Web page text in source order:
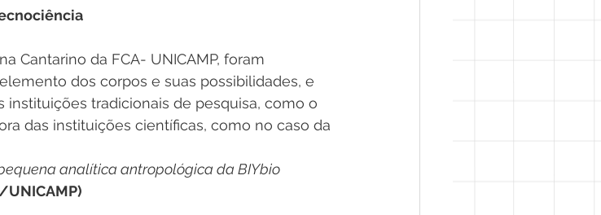
Cantarino da FCA- UNICAMP, foram
dos corpos e suas possibilidades, e
tradicionais de pesquisa, como o
das instituições científicas, como no caso da
analítica antropológica da BIYbio